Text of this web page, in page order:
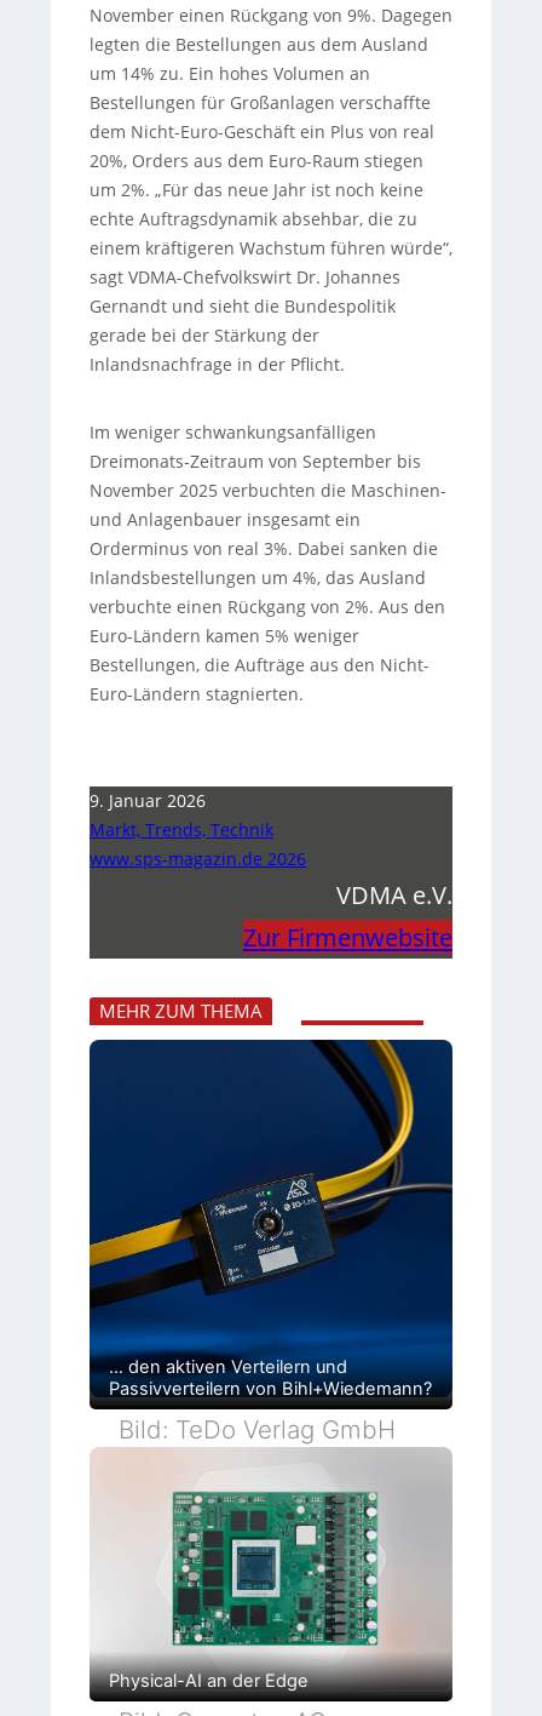
November einen Rückgang von 9%. Dagegen
legten die Bestellungen aus dem Ausland
um 14% zu. Ein hohes Volumen an
Bestellungen für Großanlagen verschaffte
dem Nicht-Euro-Geschäft ein Plus von real
20%, Orders aus dem Euro-Raum stiegen
um 2%. „Für das neue Jahr ist noch keine
echte Auftragsdynamik absehbar, die zu
einem kräftigeren Wachstum führen würde“,
sagt VDMA-Chefvolkswirt Dr. Johannes
Gernandt und sieht die Bundespolitik
gerade bei der Stärkung der
Inlandsnachfrage in der Pflicht.
Im weniger schwankungsanfälligen
Dreimonats-Zeitraum von September bis
November 2025 verbuchten die Maschinen-
und Anlagenbauer insgesamt ein
Orderminus von real 3%. Dabei sanken die
Inlandsbestellungen um 4%, das Ausland
verbuchte einen Rückgang von 2%. Aus den
Euro-Ländern kamen 5% weniger
Bestellungen, die Aufträge aus den Nicht-
Euro-Ländern stagnierten.
9. Januar 2026
Markt, Trends, Technik
www.sps-magazin.de 2026
VDMA e.V.
Zur Firmenwebsite
MEHR ZUM THEMA
… den aktiven Verteilern und
Passivverteilern von Bihl+Wiedemann?
Bild: TeDo Verlag GmbH
Physical-AI an der Edge